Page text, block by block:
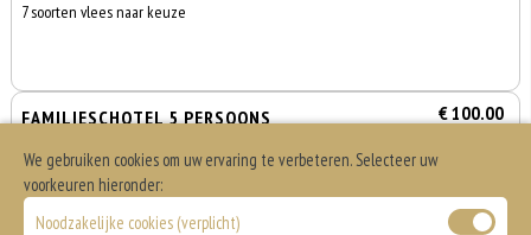
7 soorten vlees naar keuze
FAMILIESCHOTEL 5 PERSOONS € 100.00
7 soorten vlees naar keuze
We gebruiken cookies om uw ervaring te verbeteren. Selecteer uw
voorkeuren hieronder:
Noodzakelijke cookies (verplicht)